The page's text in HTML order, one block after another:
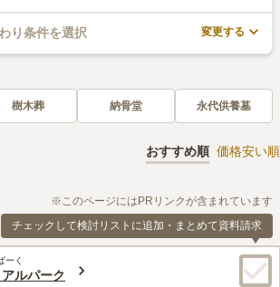
り条件を選択 変更する
樹木葬 納骨堂 永代供養墓
おすすめ順 価格安い順
※このページにはPRリンクが含まれています
チェックして検討リストに追加・まとめて資料請求
ーく
ルパーク